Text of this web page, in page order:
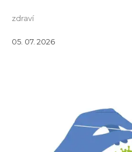
zdraví
05. 07. 2026